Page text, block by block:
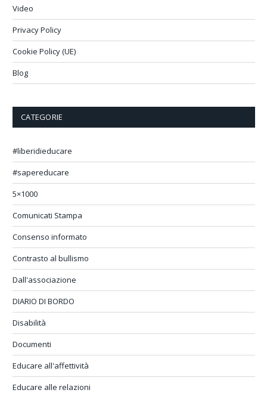
Video
Privacy Policy
Cookie Policy (UE)
Blog
CATEGORIE
#liberidieducare
#sapereducare
5×1000
Comunicati Stampa
Consenso informato
Contrasto al bullismo
Dall'associazione
DIARIO DI BORDO
Disabilità
Documenti
Educare all'affettività
Educare alle relazioni